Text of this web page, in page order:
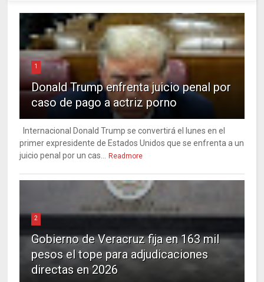
1
Donald Trump enfrenta juicio penal por
caso de pago a actriz porno
Internacional Donald Trump se convertirá el lunes en el
primer expresidente de Estados Unidos que se enfrenta a un
juicio penal por un cas...
Readmore
2
Gobierno de Veracruz fija en 163 mil
pesos el tope para adjudicaciones
directas en 2026